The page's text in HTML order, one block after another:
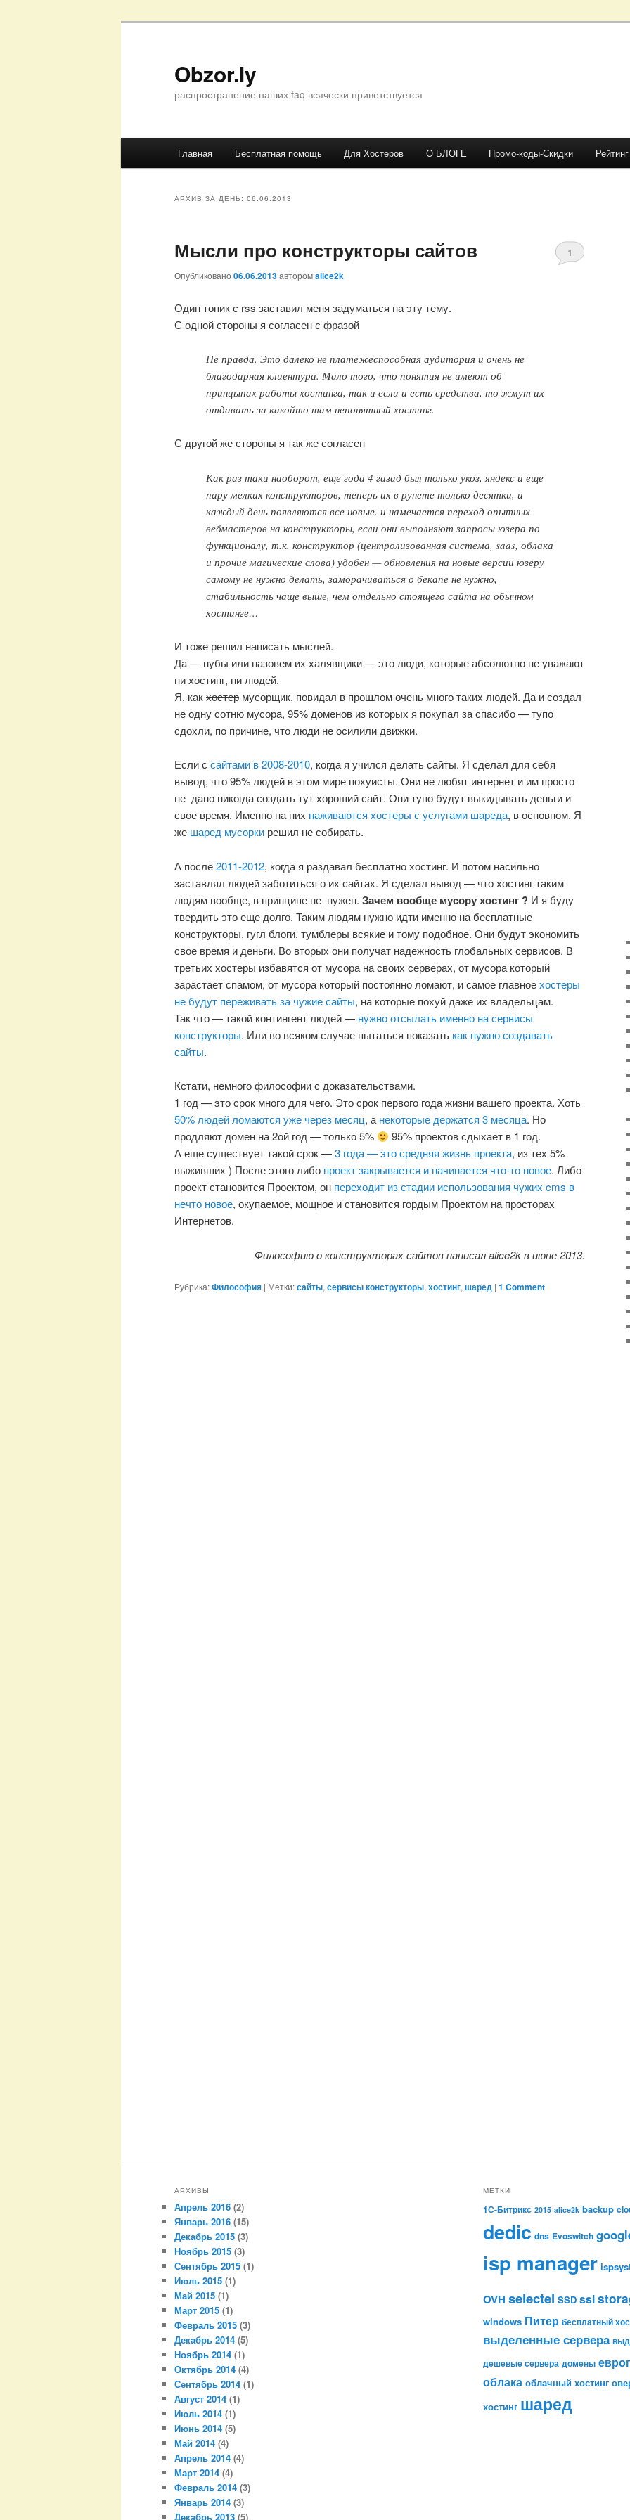
Obzor.ly
распространение наших faq всячески приветствуется
Главная Бесплатная помощь Для Хостеров О БЛОГЕ Промо-коды-Скидки Рейтинг
АРХИВ ЗА ДЕНЬ: 06.06.2013
Мысли про конструкторы сайтов
Опубликовано 06.06.2013авторомalice2k
1
Один топик с rss заставил меня задуматься на эту тему.
С одной стороны я согласен с фразой
Не правда. Это далеко не платежеспособная аудитория и очень не
благодарная клиентура. Мало того, что понятия не имеют об
принцыпах работы хостинга, так и если и есть средства, то жмут их
отдавать за какойто там непонятный хостинг.
С другой же стороны я так же согласен
Как раз таки наоборот, еще года 4 газад был только укоз, яндекс и еще
пару мелких конструкторов, теперь их в рунете только десятки, и
каждый день появляются все новые. и намечается переход опытных
вебмастеров на конструкторы, если они выполняют запросы юзера по
функционалу, т.к. конструктор (центролизованная система, saas, облака
и прочие магические слова) удобен — обновления на новые версии юзеру
самому не нужно делать, заморачиваться о бекапе не нужно,
стабильность чаще выше, чем отдельно стоящего сайта на обычном
хостинге…
И тоже решил написать мыслей.
Да — нубы или назовем их халявщики — это люди, которые абсолютно не уважают
ни хостинг, ни людей.
Я, какхостер мусорщик, повидал в прошлом очень много таких людей. Да и создал
не одну сотню мусора, 95% доменов из которых я покупал за спасибо — тупо
сдохли, по причине, что люди не осилили движки.
Если с сайтами в 2008-2010, когда я учился делать сайты. Я сделал для себя
вывод, что 95% людей в этом мире похуисты. Они не любят интернет и им просто
не_дано никогда создать тут хороший сайт. Они тупо будут выкидывать деньги и
свое время. Именно на них наживаются хостеры с услугами шареда, в основном. Я
же шаред мусорки решил не собирать.
А после2011-2012, когда я раздавал бесплатно хостинг. И потом насильно
заставлял людей заботиться о их сайтах. Я сделал вывод — что хостинг таким
людям вообще, в принципе не_нужен. Зачем вообще мусору хостинг ? И я буду
твердить это еще долго. Таким людям нужно идти именно на бесплатные
конструкторы, гугл блоги, тумблеры всякие и тому подобное. Они будут экономить
свое время и деньги. Во вторых они получат надежность глобальных сервисов. В
третьих хостеры избавятся от мусора на своих серверах, от мусора который
зарастает спамом, от мусора который постоянно ломают, и самое главноехостеры
не будут переживать за чужие сайты, на которые похуй даже их владельцам.
Так что — такой контингент людей — нужно отсылать именно на сервисы
конструкторы. Или во всяком случае пытаться показать как нужно создавать
сайты.
Кстати, немного философии с доказательствами.
1 год — это срок много для чего. Это срок первого года жизни вашего проекта. Хоть
50% людей ломаются уже через месяц, анекоторые держатся 3 месяца. Но
продляют домен на 2ой год — только 5%
95% проектов сдыхает в 1 год.
А еще существует такой срок —3 года — это средняя жизнь проекта, из тех 5%
выживших ) После этого либо проект закрывается и начинается что-то новое. Либо
проект становится Проектом, он переходит из стадии использования чужих cms в
нечто новое, окупаемое, мощное и становится гордым Проектом на просторах
Интернетов.
Философию о конструкторах сайтов написал alice2k в июне 2013.
Рубрика:Философия | Метки:сайты, сервисы конструкторы, хостинг, шаред | 1 Comment
АРХИВЫ
Апрель 2016 (2)
Январь 2016 (15)
Декабрь 2015 (3)
Ноябрь 2015 (3)
Сентябрь 2015 (1)
Июль 2015 (1)
Май 2015 (1)
Март 2015 (1)
Февраль 2015 (3)
Декабрь 2014 (5)
Ноябрь 2014 (1)
Октябрь 2014 (4)
Сентябрь 2014 (1)
Август 2014 (1)
Июль 2014 (1)
Июнь 2014 (5)
Май 2014 (4)
Апрель 2014 (4)
Март 2014 (4)
Февраль 2014 (3)
Январь 2014 (3)
Декабрь 2013 (5)
МЕТКИ
1С-Битрикс 2015 alice2k backup
dedic dns Evoswitch
isp manager
OVH selectel SSD ssl
windows Питер бесплатный
выделенные сервера
дешевые сервера домены
облака облачный хостинг
хостинг шаред